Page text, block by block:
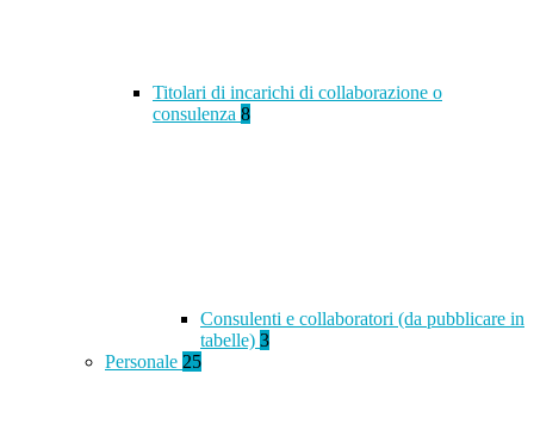
Titolari di incarichi di collaborazione o
consulenza 8
Consulenti e collaboratori (da pubblicare in
tabelle) 3
Personale 25